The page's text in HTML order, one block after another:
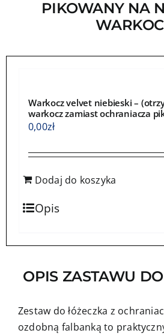
PIKOWANY NA
Warkocz velvet niebieski –
warkocz zamiast ochraniacza
0,00zł
Dodaj do koszyka
Opis
OPIS ZASTAWU
Zestaw do łóżeczka z
ozdobną falbanką to